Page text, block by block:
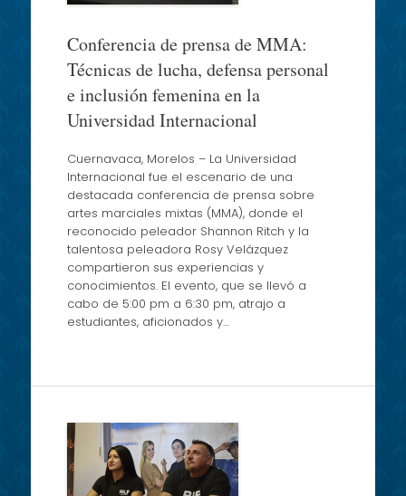
Conferencia de prensa de MMA:
Técnicas de lucha, defensa personal
e inclusión femenina en la
Universidad Internacional
Cuernavaca, Morelos – La Universidad
Internacional fue el escenario de una
destacada conferencia de prensa sobre
artes marciales mixtas (MMA), donde el
reconocido peleador Shannon Ritch y la
talentosa peleadora Rosy Velázquez
compartieron sus experiencias y
conocimientos. El evento, que se llevó a
cabo de 5:00 pm a 6:30 pm, atrajo a
estudiantes, aficionados y…